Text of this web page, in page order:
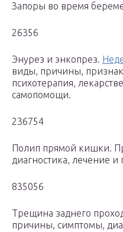
Запоры во время
26356
Энурез и энкопрез.
виды, причины,
психотерапия,
самопомощи.
236754
Полип прямой кишки.
диагностика, лечение
835056
Трещина заднего
причины, симптомы,